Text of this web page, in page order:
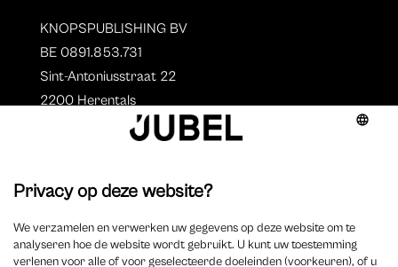
KNOPSPUBLISHING BV
BE 0891.853.731
Sint-Antoniusstraat 22
2200 Herentals
Auteurs
Overzicht auteurs